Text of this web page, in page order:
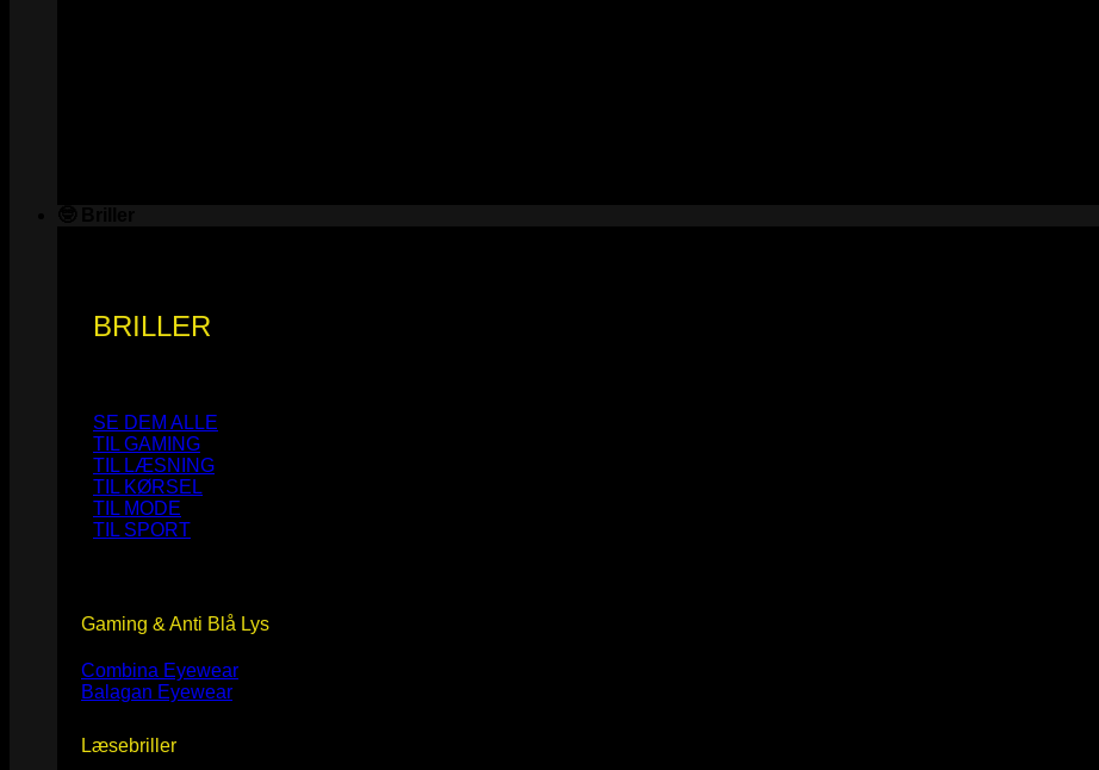
BRILLER
SE DEM ALLE
TIL GAMING
TIL LÆSNING
TIL KØRSEL
TIL MODE
TIL SPORT
Gaming & Anti Blå Lys
Combina Eyewear
Balagan Eyewear
Læsebriller